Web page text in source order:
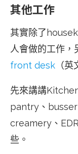
其他工作
其實除了
人會做的工作，
front desk （
先來講講
pantry、
creamery、
些。